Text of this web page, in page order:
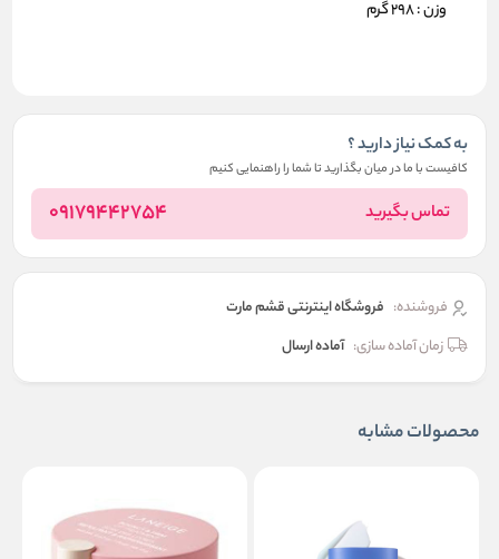
وزن : 298 گرم
به کمک نیاز دارید ؟
کافیست با ما در میان بگذارید تا شما را راهنمایی کنیم
تماس بگیرید 09179442754
فروشنده: فروشگاه اینترنتی قشم مارت
زمان آماده سازی: آماده ارسال
محصولات مشابه